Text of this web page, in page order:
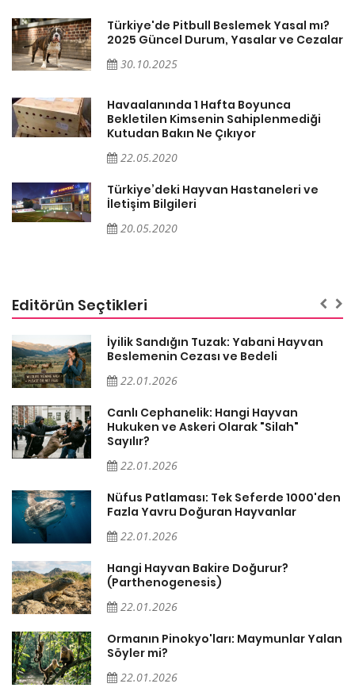
Türkiye'de Pitbull Beslemek Yasal mı?
2025 Güncel Durum, Yasalar ve Cezalar
30.10.2025
Havaalanında 1 Hafta Boyunca
Bekletilen Kimsenin Sahiplenmediği
Kutudan Bakın Ne Çıkıyor
22.05.2020
Türkiye’deki Hayvan Hastaneleri ve
İletişim Bilgileri
20.05.2020
Editörün Seçtikleri
İyilik Sandığın Tuzak: Yabani Hayvan
Beslemenin Cezası ve Bedeli
22.01.2026
Canlı Cephanelik: Hangi Hayvan
Hukuken ve Askeri Olarak "Silah"
Sayılır?
22.01.2026
Nüfus Patlaması: Tek Seferde 1000'den
Fazla Yavru Doğuran Hayvanlar
22.01.2026
Hangi Hayvan Bakire Doğurur?
(Parthenogenesis)
22.01.2026
Ormanın Pinokyo'ları: Maymunlar Yalan
Söyler mi?
22.01.2026